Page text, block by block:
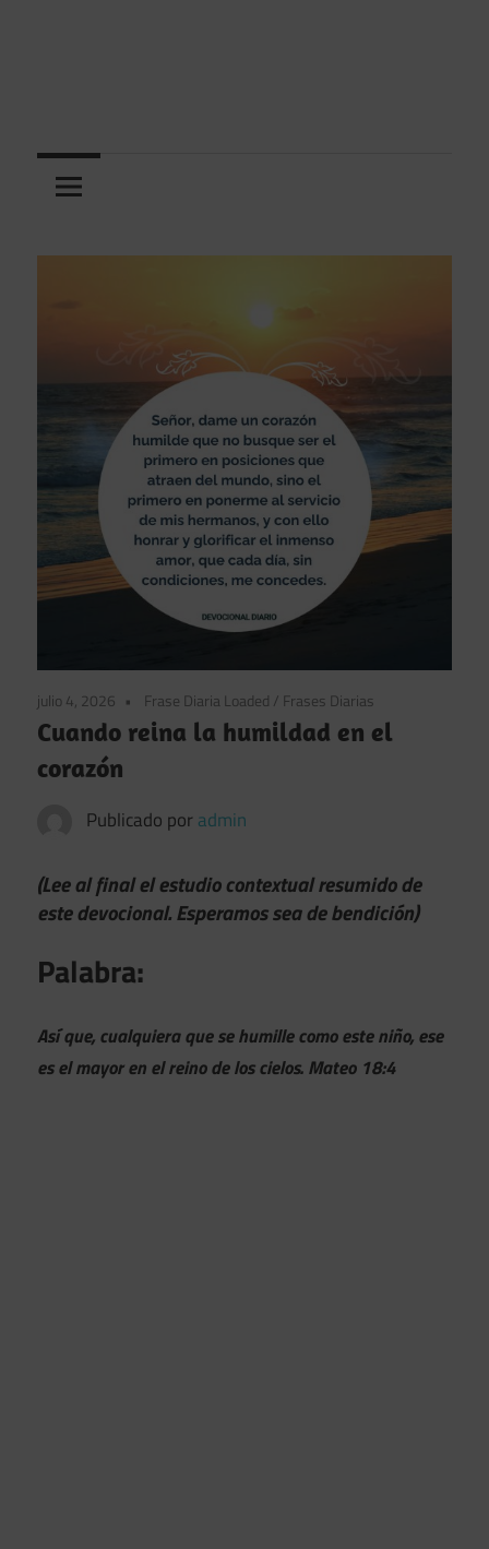
julio 4, 2026 Frase Diaria Loaded / Frases Diarias
Cuando reina la humildad en el
corazón
Publicado por admin
(Lee al final el estudio contextual resumido de
este devocional. Esperamos sea de bendición)
Palabra:
Así que, cualquiera que se humille como este niño, ese
es el mayor en el reino de los cielos. Mateo 18:4